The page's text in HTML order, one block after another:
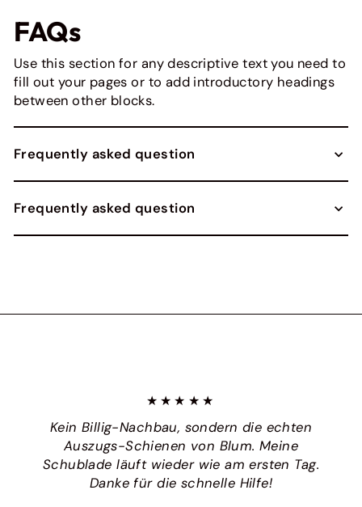
FAQs
Use this section for any descriptive text you need to
fill out your pages or to add introductory headings
between other blocks.
Frequently asked question
Frequently asked question
★★★★★
Kein Billig-Nachbau, sondern die echten
Auszugs-Schienen von Blum. Meine
Schublade läuft wieder wie am ersten Tag.
Danke für die schnelle Hilfe!